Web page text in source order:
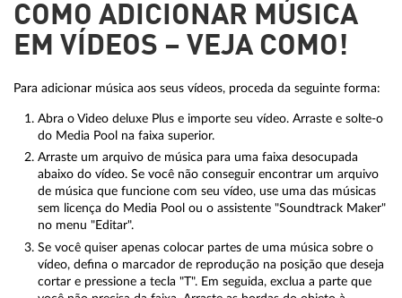
COMO ADICIONAR MÚSICA
EM VÍDEOS – VEJA COMO!
Para adicionar música aos seus vídeos, proceda da seguinte forma:
Abra o Video deluxe Plus e importe seu vídeo. Arraste e solte-o
do Media Pool na faixa superior.
Arraste um arquivo de música para uma faixa desocupada
abaixo do vídeo. Se você não conseguir encontrar um arquivo
de música que funcione com seu vídeo, use uma das músicas
sem licença do Media Pool ou o assistente "Soundtrack Maker"
no menu "Editar".
Se você quiser apenas colocar partes de uma música sobre o
vídeo, defina o marcador de reprodução na posição que deseja
cortar e pressione a tecla "T". Em seguida, exclua a parte que